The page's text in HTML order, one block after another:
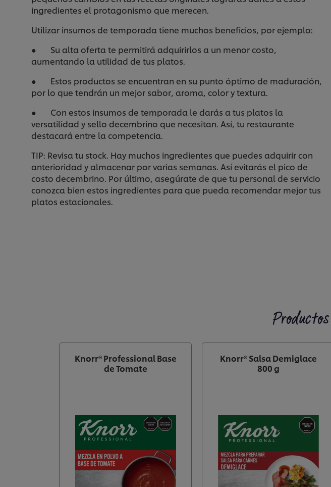
ingredientes el protagonismo que merecen.
Utilizar insumos de temporada tiene muchos beneficios, por ejemplo:
● Su alta oferta te permitirá adquirirlos a un menor costo,
aumentando la utilidad de tus platos.
● Estos productos se encuentran en su punto óptimo de maduración,
por lo que tendrán un mejor sabor, aroma, color y textura.
● Con estos insumos de temporada le darás a tus platos la
versatilidad y sello decembrino que necesitan. Así, tu restaurante
destacará entre la competencia.
TIP: Revisa tu stock. Hay muchos ingredientes que puedes adquirir con
anterioridad y almacenar por varias semanas. Así evitarás el pico de
costo decembrino. Por último, asegúrate de que tu personal de servicio
conozca bien estos ingredientes para que pueda recomendar mejor tus
platos estacionales.
Knorr® Professional Base
de Tomate
Knorr® Salsa Demiglace
800 g